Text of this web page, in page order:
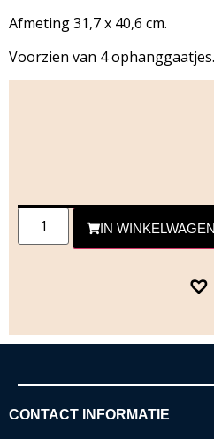
Afmeting 31,7 x 40,6 cm.
Voorzien van 4 ophanggaatjes.
IN WINKELWAGEN
CONTACT INFORMATIE